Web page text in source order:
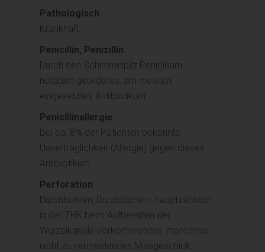
Pathologisch
Krankhaft.
Penicillin, Penizillin
Durch den Schimmelpilz Penicillium
notatum gebildetes, am meisten
eingesetztes Antibiotikum.
Penicillinallergie
Bei ca. 8% der Patienten bekannte
Unverträglichkeit (Allergie) gegen dieses
Antibiotikum.
Perforation
Durchbohren, Durchlöchern; hauptsächlich
in der ZHK beim Aufbereiten der
Wurzelkanäle vorkommendes, manchmal
nicht zu vermeidendes Missgeschick,